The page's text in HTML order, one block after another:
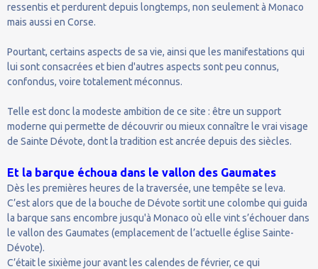
ressentis et perdurent depuis longtemps, non seulement à Monaco
mais aussi en Corse.
Pourtant, certains aspects de sa vie, ainsi que les manifestations qui
lui sont consacrées et bien d'autres aspects sont peu connus,
confondus, voire totalement méconnus.
Telle est donc la modeste ambition de ce site : être un support
moderne qui permette de découvrir ou mieux connaître le vrai visage
de Sainte Dévote, dont la tradition est ancrée depuis des siècles.
Et la barque échoua dans le vallon des Gaumates
Dès les premières heures de la traversée, une tempête se leva.
C’est alors que de la bouche de Dévote sortit une colombe qui guida
la barque sans encombre jusqu'à Monaco où elle vint s’échouer dans
le vallon des Gaumates (emplacement de l’actuelle église Sainte-
Dévote).
C’était le sixième jour avant les calendes de février, ce qui